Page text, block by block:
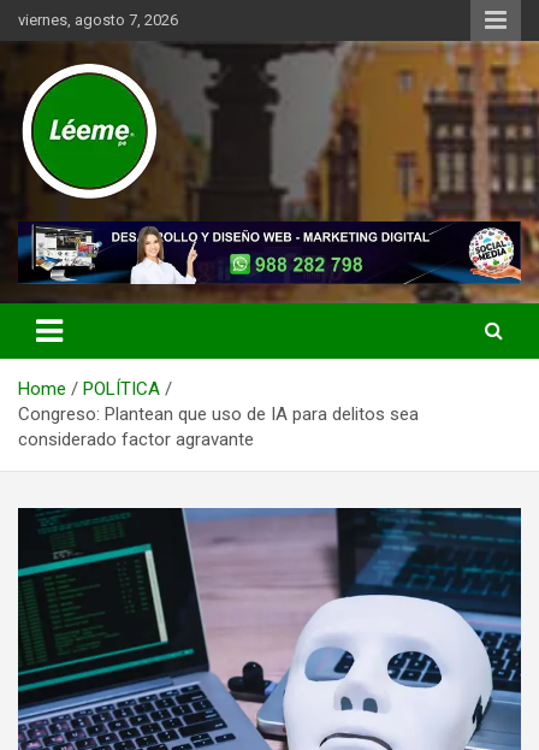
Skip
to
viernes, agosto 7, 2026
Léeme.pe
Noticias de actualidad del mundo distrital, vecinal, municipal y de
negocios a nivel de Lima Metropolitana, sin descuidar las noticias
de alcance nacional.
Home
POLÍTICA
Congreso: Plantean que uso de IA para delitos sea
considerado factor agravante